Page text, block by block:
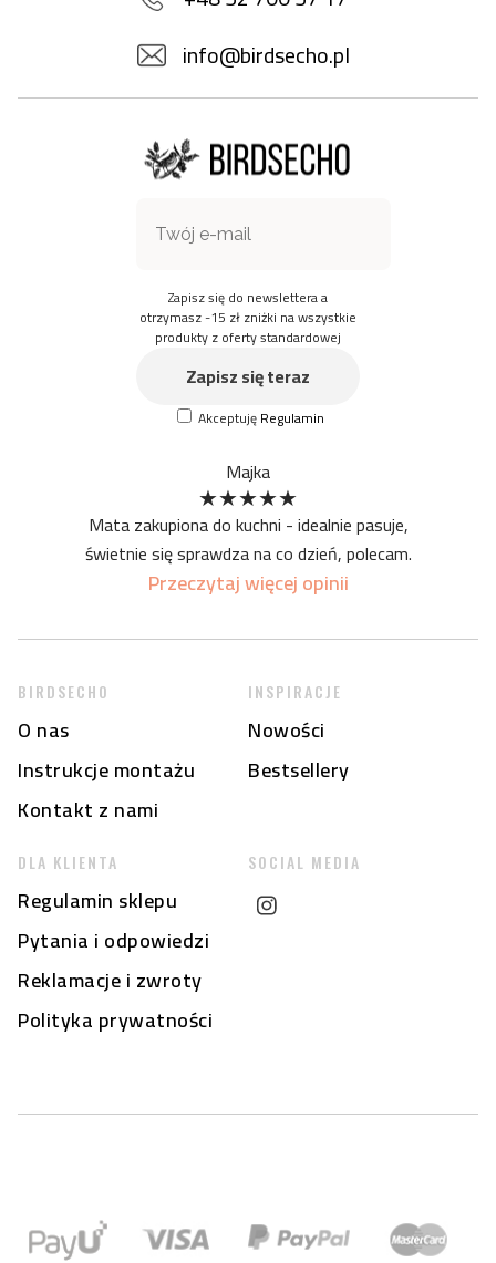
info@birdsecho.pl
Zapisz się do newslettera a
otrzymasz -15 zł zniżki na wszystkie
produkty z oferty standardowej
Zapisz się teraz
AkceptujęRegulamin
Majka
★★★★★
Mata zakupiona do kuchni - idealnie pasuje,
świetnie się sprawdza na co dzień, polecam.
Przeczytaj więcej opinii
BIRDSECHO
O nas
Instrukcje montażu
Kontakt z nami
DLA KLIENTA
Regulamin sklepu
Pytania i odpowiedzi
Reklamacje i zwroty
Polityka prywatności
INSPIRACJE
Nowości
Bestsellery
SOCIAL MEDIA